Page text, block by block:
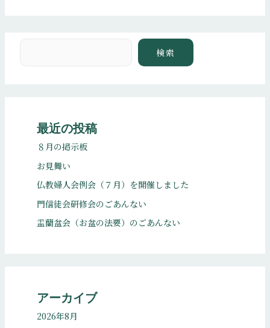
検索
最近の投稿
８月の掲示板
お見舞い
仏教婦人会例会（７月）を開催しました
門信徒会研修会のごあんない
盂蘭盆会（お盆の法要）のごあんない
アーカイブ
2026年8月